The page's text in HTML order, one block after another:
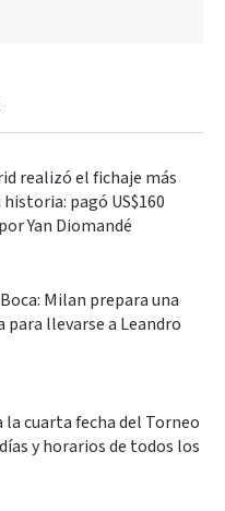
realizó el fichaje más
historia: pagó US$160
Yan Diomandé
Milan prepara una
para llevarse a Leandro
la cuarta fecha del Torneo
y horarios de todos los